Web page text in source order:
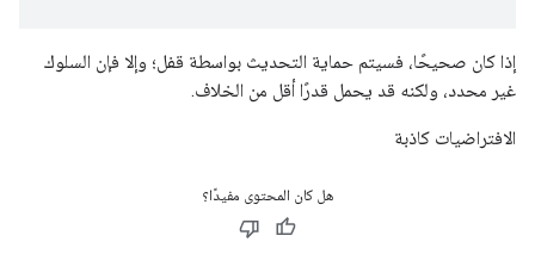
إذا كان صحيحًا، فسيتم حماية التحديث بواسطة قفل؛ وإلا فإن السلوك
غير محدد، ولكنه قد يحمل قدرًا أقل من الخلاف.
الافتراضيات كاذبة
هل كان المحتوى مفيدًا؟